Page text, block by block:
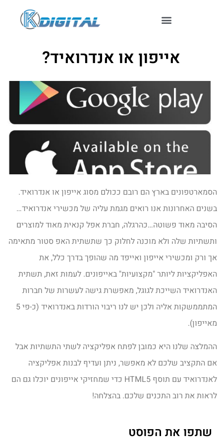
אייפון או אנדרואיד?
הסמארטפונים בארץ הם רובם ככולם מסוג אייפון או אנדרואיד.
בשנים האחרונות אנו רואים מגמת עליה של מכשירי אנדרואיד…
הסיבה מאוד פשוטה…כהרגלה, חברת אפל קנאית מאוד למוצרים
ותשתיות שלה ולא מוכנה לחלוק כך שתשתית האפ סטור מתאימה
אך ורק ומכשירי אייפון ואייפד מה שהופך בדרך כלל, את
האפליקציות ליותר "מקצועיות" באייפונים. לעמות זאת, תשתית
האנדרואיד השייכת לגוגל, מאפשרת גישה לעשרות של חברות
המתממשקות אליה ולכן יש לנו ריבוי הורדות באנדרואיד (כ-פי 5
מאייפון).
ההמלצה שלנו היא כמובן לפתח אפליקציה לשתי התשתיות אבל
אם התקציב שלכם לא מאפשר, ניתן ועדיף לבנות אפליקציה
לאנדרואיד עם תוסף HTML5 כדי שמחזיקי אייפונים יוכלו גם הם
לראות את רוב התכנים שלכם. בהצלחה!
שתפו את הפוסט